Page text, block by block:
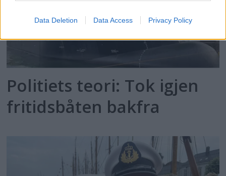
Data Deletion Data Access Privacy Policy
Politiets teori: Tok igjen
fritidsbåten bakfra